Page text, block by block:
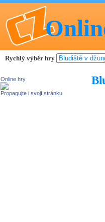
Rychlý výběr hry
Online hry
Propagujte i svojí stránku